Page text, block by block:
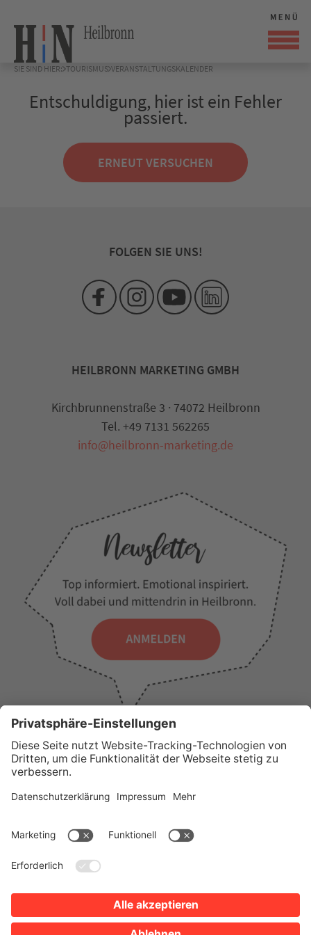
SIE SIND HIER: TOURISMUS VERANSTALTUNGSKALENDER
Entschuldigung, hier ist ein Fehler
passiert.
ERNEUT VERSUCHEN
FOLGEN SIE UNS!
WICHTIGE LINKS
PresseWir über unsTourist-Information
Erklärung zur Barrierefreiheit
Impressum
HEILBRONN MARKETING GMBH
Kirchbrunnenstraße 3 · 74072 Heilbronn
Tel. +49 7131 562265
info@heilbronn-marketing.de